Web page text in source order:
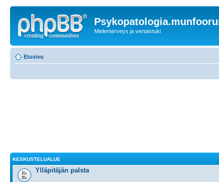
Mielenterveys ja vertaistuki
Etusivu
KESKUSTELUALUE
Ylläpitäjän palsta